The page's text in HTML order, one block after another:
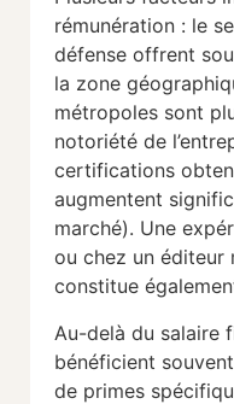
rémunération : le
défense offrent
la zone
métropoles sont
notoriété de
certifications
augmentent
marché). Une
ou chez un éditeur
constitue
Au-delà du salaire
bénéficient
de primes